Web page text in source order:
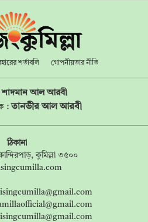
শর্তাবলি গোপনীয়তার নীতি
শাদমান আল আরবী
: তানভীর আল আরবী
ঠিকানা
কুমিল্লা ৩৫০০